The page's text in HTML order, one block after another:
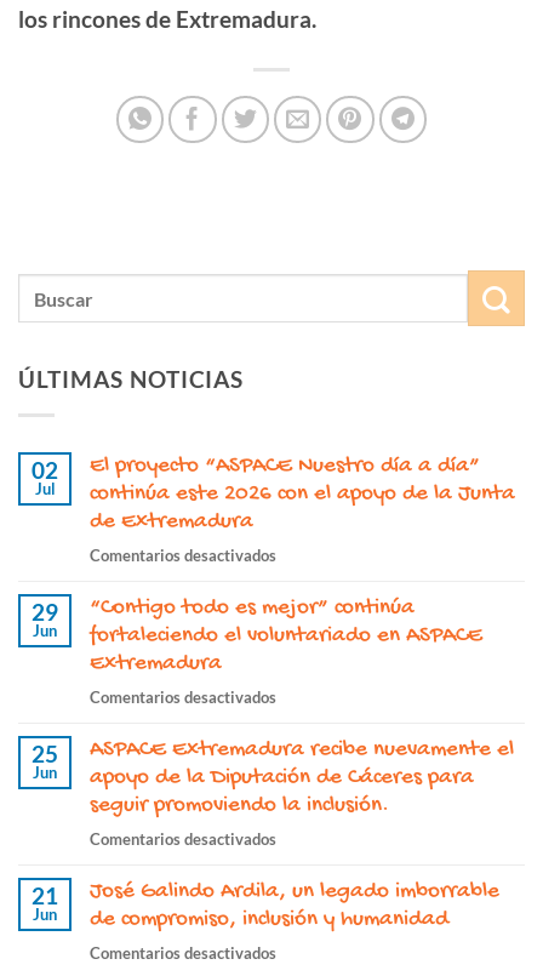
los rincones de Extremadura.
ÚLTIMAS NOTICIAS
02
Jul
El proyecto “ASPACE Nuestro día a día”
continúa este 2026 con el apoyo de la Junta
de Extremadura
Comentarios desactivadosen
proyecto
“ASPACE
a
continúa
este
2026
apoyo
de
Junta
29
Jun
“Contigo todo es mejor” continúa
fortaleciendo el voluntariado en ASPACE
Extremadura
Comentarios desactivadosen
todo
es
mejor”
fortaleciendo
voluntariado
en
25
Jun
ASPACE Extremadura recibe nuevamente el
apoyo de la Diputación de Cáceres para
seguir promoviendo la inclusión.
Comentarios desactivadosen
Extremadura
recibe
21
Jun
José Galindo Ardila, un legado imborrable
de compromiso, inclusión y humanidad
Comentarios desactivadosen